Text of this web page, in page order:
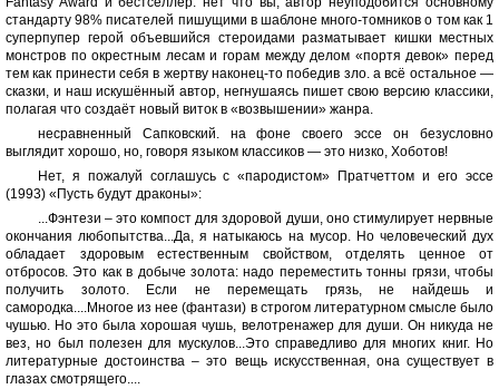
стандарту 98% писателей пишущими в шаблоне много-томников о том как 1
суперпупер герой объевшийся стероидами разматывает кишки местных
монстров по окрестным лесам и горам между делом «портя девок» перед
тем как принести себя в жертву наконец-то победив зло. а всё остальное —
сказки, и наш искушённый автор, негнушаясь пишет свою версию классики,
полагая что создаёт новый виток в «возвышении» жанра.
несравненный Сапковский. на фоне своего эссе он безусловно
выглядит хорошо, но, говоря языком классиков — это низко, Хоботов!
Нет, я пожалуй соглашусь с «пародистом» Пратчеттом и его эссе
(1993) «Пусть будут драконы»:
...Фэнтези – это компост для здоровой души, оно стимулирует нервные
окончания любопытства...Да, я натыкаюсь на мусор. Но человеческий дух
обладает здоровым естественным свойством, отделять ценное от
отбросов. Это как в добыче золота: надо переместить тонны грязи, чтобы
получить золото. Если не перемещать грязь, не найдешь и
самородка....Многое из нее (фантази) в строгом литературном смысле было
чушью. Но это была хорошая чушь, велотренажер для души. Он никуда не
вез, но был полезен для мускулов...Это справедливо для многих книг. Но
литературные достоинства – это вещь искусственная, она существует в
глазах смотрящего....